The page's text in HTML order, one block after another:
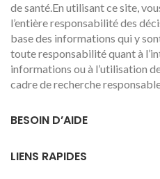
de santé.En utilisant ce site,
l’entière responsabilité des
base des informations qui y
toute responsabilité quant à
informations ou à l’utilisation
cadre de recherche
BESOIN D’AIDE
LIENS RAPIDES